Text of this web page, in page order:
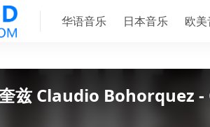
华语音乐 日本音乐 欧
奎兹 Claudio